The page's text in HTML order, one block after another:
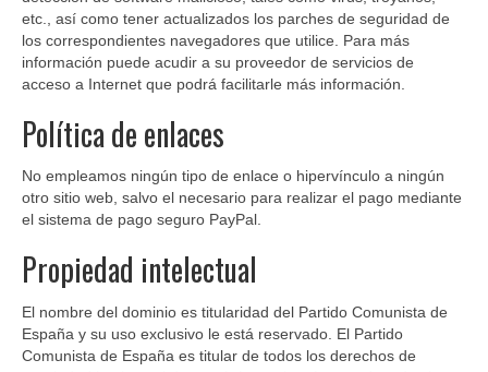
etc., así como tener actualizados los parches de seguridad de
los correspondientes navegadores que utilice. Para más
información puede acudir a su proveedor de servicios de
acceso a Internet que podrá facilitarle más información.
Política de enlaces
No empleamos ningún tipo de enlace o hipervínculo a ningún
otro sitio web, salvo el necesario para realizar el pago mediante
el sistema de pago seguro PayPal.
Propiedad intelectual
El nombre del dominio es titularidad del Partido Comunista de
España y su uso exclusivo le está reservado. El Partido
Comunista de España es titular de todos los derechos de